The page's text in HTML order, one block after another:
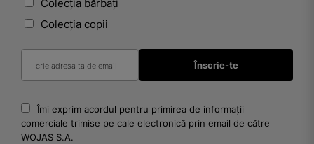
Colecția bărbați
Colecția copii
Îmi exprim acordul pentru primirea de informații
comerciale trimise pe cale electronică prin email de către
WOJAS S.A.